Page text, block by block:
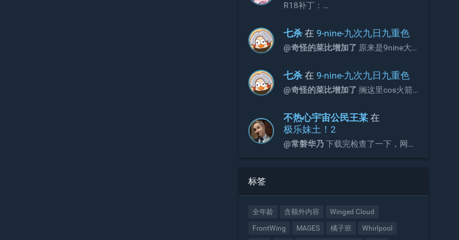
R18补丁：
七杀 在9-nine-九次九日九重色
@奇怪的菜比增加了
七杀 在9-nine-九次九日九重色
@奇怪的菜比增加了 搁这里cos火箭
不热心宇宙公民王某 在
极乐妹土！2
@常磐华乃下载完检查了一下，网盘
标签
全年龄 含额外内容
Winged Cloud
FrontWing
MAGES 橘子班
Whirlpool